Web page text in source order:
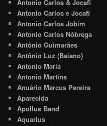
Antonio Carlos & Jocafi
Antonio Carlos e Jocafi
Antonio Carlos Jobim
Antonio Carlos Nóbrega
Antônio Guimarães
Antônio Luz (Baiano)
Antonio Maria
Antonio Martins
Anuário Marcus Pereira
Aparecida
Apollus Band
Aquarius